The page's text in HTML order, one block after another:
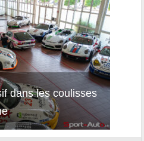
dans les coulisses